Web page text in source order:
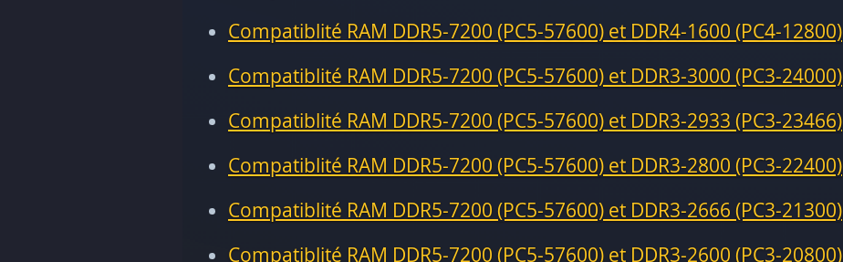
Compatiblité RAM DDR5-7200 (PC5-57600) et DDR4-1600 (PC4-12800)
Compatiblité RAM DDR5-7200 (PC5-57600) et DDR3-3000 (PC3-24000)
Compatiblité RAM DDR5-7200 (PC5-57600) et DDR3-2933 (PC3-23466)
Compatiblité RAM DDR5-7200 (PC5-57600) et DDR3-2800 (PC3-22400)
Compatiblité RAM DDR5-7200 (PC5-57600) et DDR3-2666 (PC3-21300)
Compatiblité RAM DDR5-7200 (PC5-57600) et DDR3-2600 (PC3-20800)